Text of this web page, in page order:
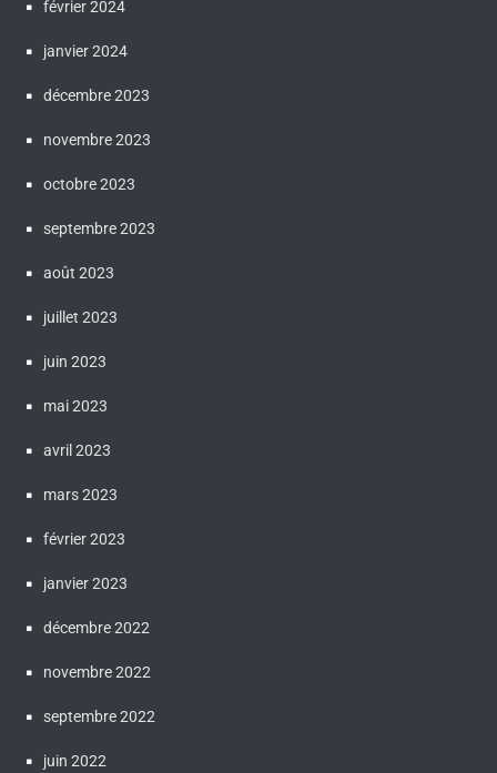
février 2024
janvier 2024
décembre 2023
novembre 2023
octobre 2023
septembre 2023
août 2023
juillet 2023
juin 2023
mai 2023
avril 2023
mars 2023
février 2023
janvier 2023
décembre 2022
novembre 2022
septembre 2022
juin 2022